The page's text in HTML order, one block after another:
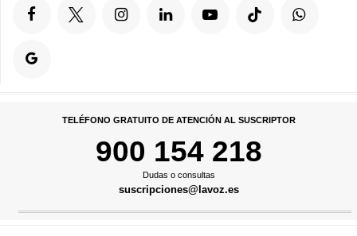
TELÉFONO GRATUITO DE ATENCIÓN AL SUSCRIPTOR
900 154 218
Dudas o consultas
suscripciones@lavoz.es